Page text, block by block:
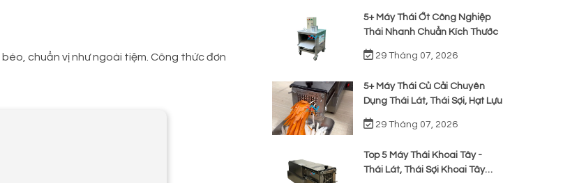
chuẩn vị như ngoài tiệm. Công thức đơn
5+ Máy Thái Ớt Công Nghiệp
Thái Nhanh Chuẩn Kích Thước
29 Tháng 07, 2026
5+ Máy Thái Củ Cải Chuyên
Dụng Thái Lát, Thái Sợi, Hạt Lựu
29 Tháng 07, 2026
Top 5 Máy Thái Khoai Tây -
Thái Lát, Thái Sợi Khoai Tây